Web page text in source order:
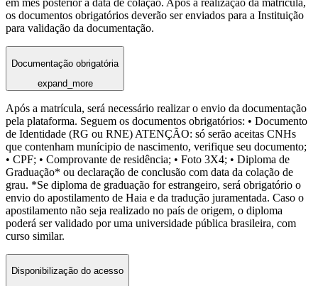
em mês posterior a data de colação. Após a realização da matrícula,
os documentos obrigatórios deverão ser enviados para a Instituição
para validação da documentação.
Documentação obrigatória
expand_more
Após a matrícula, será necessário realizar o envio da documentação
pela plataforma. Seguem os documentos obrigatórios: • Documento
de Identidade (RG ou RNE) ATENÇÃO: só serão aceitas CNHs
que contenham munícipio de nascimento, verifique seu documento;
• CPF; • Comprovante de residência; • Foto 3X4; • Diploma de
Graduação* ou declaração de conclusão com data da colação de
grau. *Se diploma de graduação for estrangeiro, será obrigatório o
envio do apostilamento de Haia e da tradução juramentada. Caso o
apostilamento não seja realizado no país de origem, o diploma
poderá ser validado por uma universidade pública brasileira, com
curso similar.
Disponibilização do acesso